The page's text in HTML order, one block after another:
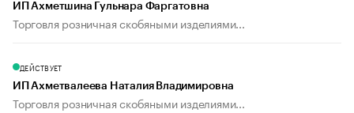
ИП Ахметшина Гульнара Фаргатовна
Торговля розничная скобяными изделиями...
ДЕЙСТВУЕТ
ИП Ахметвалеева Наталия Владимировна
Торговля розничная скобяными изделиями...